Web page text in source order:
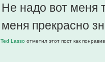
Не надо вот меня
меня прекрасно
Ted Lasso отметил этот пост как